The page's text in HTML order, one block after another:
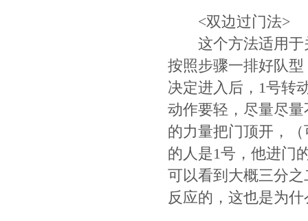
<双边过门法>
这个方法适用于
按照步骤一排好队
决定进入后，1号转
动作要轻，尽量尽
的力量把门顶开，
的人是1号，他进门
可以看到大概三分
反应的，这也是为